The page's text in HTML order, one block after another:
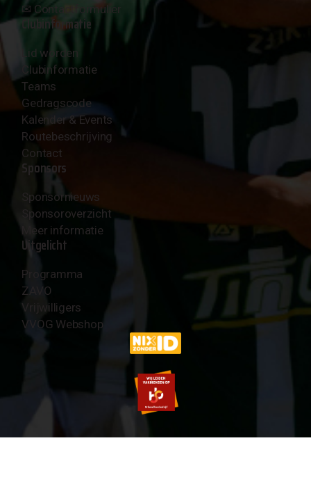
✉︎ Contactformulier
Clubinformatie
Lid worden
Clubinformatie
Teams
Gedragscode
Kalender & Events
Routebeschrijving
Contact
Sponsors
Sponsornieuws
Sponsoroverzicht
Meer informatie
Uitgelicht
Programma
ZAVO
Vrijwilligers
VVOG Webshop